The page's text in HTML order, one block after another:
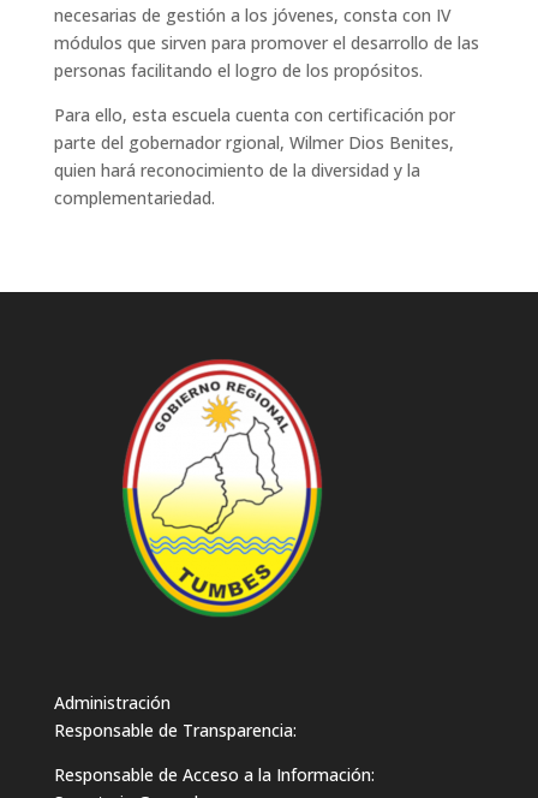
necesarias de gestión a los jóvenes, consta con IV
módulos que sirven para promover el desarrollo de las
personas facilitando el logro de los propósitos.
Para ello, esta escuela cuenta con certificación por
parte del gobernador rgional, Wilmer Dios Benites,
quien hará reconocimiento de la diversidad y la
complementariedad.
Administración
Responsable de Transparencia:
Responsable de Acceso a la Información: